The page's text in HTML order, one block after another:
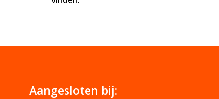
Aangesloten bij: